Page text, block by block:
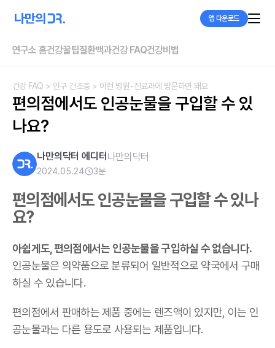
앱 다운로드
연구소 홈건강꿀팁질환백과건강 FAQ건강비법
건강 FAQ > 안구 건조증> 이런 병원•진료과에 방문하면 돼요
편의점에서도 인공눈물을 구입할 수 있
나요?
나만의닥터 에디터 나만의닥터
2024.05.24 3분
편의점에서도 인공눈물을 구입할 수 있나
요?
아쉽게도, 편의점에서는 인공눈물을 구입하실 수 없습니다.
인공눈물은 의약품으로 분류되어 일반적으로 약국에서 구매
하실 수 있습니다.
편의점에서 판매하는 제품 중에는 렌즈액이 있지만, 이는 인
공눈물과는 다른 용도로 사용되는 제품입니다.